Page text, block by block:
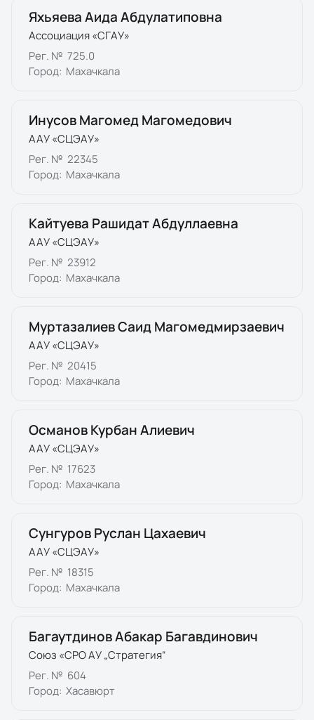
Яхьяева Аида Абдулатиповна
Ассоциация «СГАУ»
Рег. № 725.0
Город: Махачкала
Инусов Магомед Магомедович
ААУ «СЦЭАУ»
Рег. № 22345
Город: Махачкала
Кайтуева Рашидат Абдуллаевна
ААУ «СЦЭАУ»
Рег. № 23912
Город: Махачкала
Муртазалиев Саид Магомедмирзаевич
ААУ «СЦЭАУ»
Рег. № 20415
Город: Махачкала
Османов Курбан Алиевич
ААУ «СЦЭАУ»
Рег. № 17623
Город: Махачкала
Сунгуров Руслан Цахаевич
ААУ «СЦЭАУ»
Рег. № 18315
Город: Махачкала
Багаутдинов Абакар Багавдинович
Союз «СРО АУ „Стратегия“
Рег. № 604
Город: Хасавюрт